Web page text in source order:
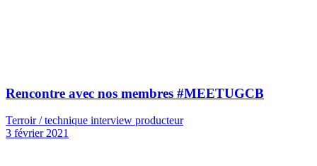
Rencontre avec nos membres #MEETUGCB
Terroir / technique interview producteur
3 février 2021